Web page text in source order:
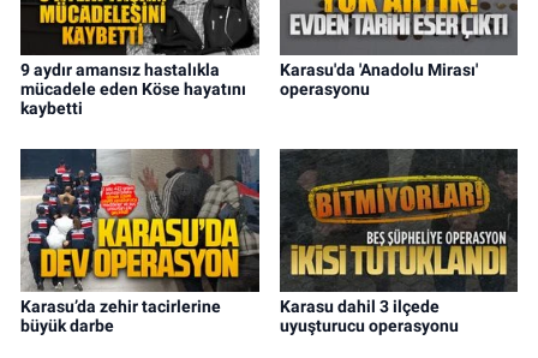
9 aydır amansız hastalıkla
mücadele eden Köse hayatını
kaybetti
Karasu'da 'Anadolu Mirası'
operasyonu
Karasu’da zehir tacirlerine
büyük darbe
Karasu dahil 3 ilçede
uyuşturucu operasyonu